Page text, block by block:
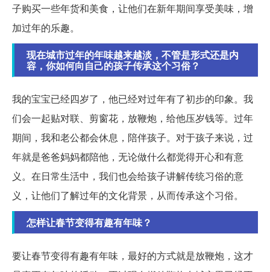
子购买一些年货和美食，让他们在新年期间享受美味，增
加过年的乐趣。
现在城市过年的年味越来越淡，不管是形式还是内
容，你如何向自己的孩子传承这个习俗？
我的宝宝已经四岁了，他已经对过年有了初步的印象。我
们会一起贴对联、剪窗花，放鞭炮，给他压岁钱等。过年
期间，我和老公都会休息，陪伴孩子。对于孩子来说，过
年就是爸爸妈妈都陪他，无论做什么都觉得开心和有意
义。在日常生活中，我们也会给孩子讲解传统习俗的意
义，让他们了解过年的文化背景，从而传承这个习俗。
怎样让春节变得有趣有年味？
要让春节变得有趣有年味，最好的方式就是放鞭炮，这才